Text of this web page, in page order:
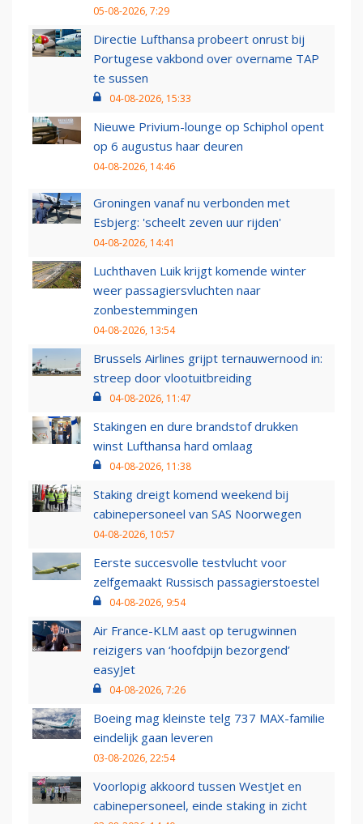
05-08-2026, 7:29
Directie Lufthansa probeert onrust bij
Portugese vakbond over overname TAP
te sussen
04-08-2026, 15:33
Nieuwe Privium-lounge op Schiphol opent
op 6 augustus haar deuren
04-08-2026, 14:46
Groningen vanaf nu verbonden met
Esbjerg: 'scheelt zeven uur rijden'
04-08-2026, 14:41
Luchthaven Luik krijgt komende winter
weer passagiersvluchten naar
zonbestemmingen
04-08-2026, 13:54
Brussels Airlines grijpt ternauwernood in:
streep door vlootuitbreiding
04-08-2026, 11:47
Stakingen en dure brandstof drukken
winst Lufthansa hard omlaag
04-08-2026, 11:38
Staking dreigt komend weekend bij
cabinepersoneel van SAS Noorwegen
04-08-2026, 10:57
Eerste succesvolle testvlucht voor
zelfgemaakt Russisch passagierstoestel
04-08-2026, 9:54
Air France-KLM aast op terugwinnen
reizigers van ‘hoofdpijn bezorgend’
easyJet
04-08-2026, 7:26
Boeing mag kleinste telg 737 MAX-familie
eindelijk gaan leveren
03-08-2026, 22:54
Voorlopig akkoord tussen WestJet en
cabinepersoneel, einde staking in zicht